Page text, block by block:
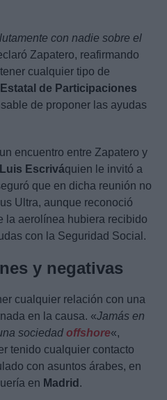
con nadie sobre el
Zapatero, reafirmando
cualquier tipo de
de Participaciones
de proponer las ayudas
encuentro entre Zapatero y
Escriváquien le invitó a
que en dicha reunión no
Ultra, aunque reconoció
la aerolínea hubiera recibido
con la Seguridad Social.
y negativas
cualquier relación con una
en la causa. «Jamás en
sociedad offshore«,
tenido cualquier contacto
con asuntos árabes, en
en Madrid .